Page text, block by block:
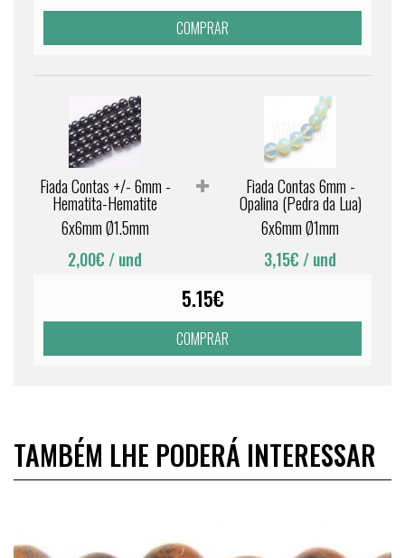
COMPRAR
Fiada Contas +/- 6mm -
Hematita-Hematite
6x6mm Ø1.5mm
2,00€ / und
Fiada Contas 6mm -
Opalina (Pedra da Lua)
6x6mm Ø1mm
3,15€ / und
5.15€
COMPRAR
TAMBÉM LHE PODERÁ INTERESSAR